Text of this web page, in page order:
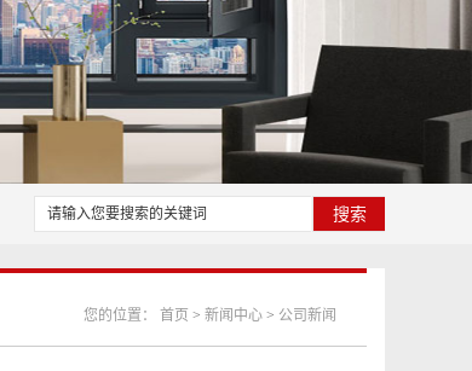
您的位置： 首页 > 新闻中心 > 公司新闻